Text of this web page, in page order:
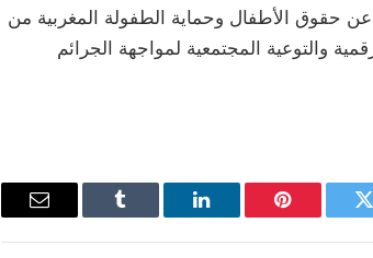
عن حقوق الأطفال وحماية الطفولة المغربية من
والتوعية المجتمعية لمواجهة الجرائم
تويتر بينتيريستلينكدإن Tumblr
البريد